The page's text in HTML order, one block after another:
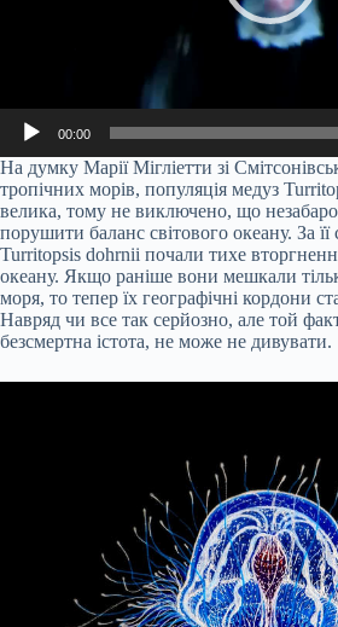
00:00
На думку Марії Мігліетти зі
тропічних морів, популяція медуз
велика, тому не виключено, що
порушити баланс світового океану. За
Turritopsis dohrnii почали тихе
океану. Якщо раніше вони мешкали
моря, то тепер їх географічні кордони
Навряд чи все так серйозно, але той
безсмертна істота, не може не дивувати.